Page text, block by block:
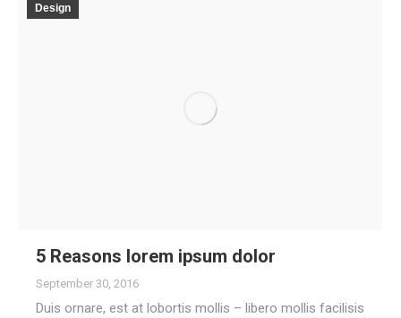
Design
5 Reasons lorem ipsum dolor
September 30, 2016
Duis ornare, est at lobortis mollis – libero mollis facilisis